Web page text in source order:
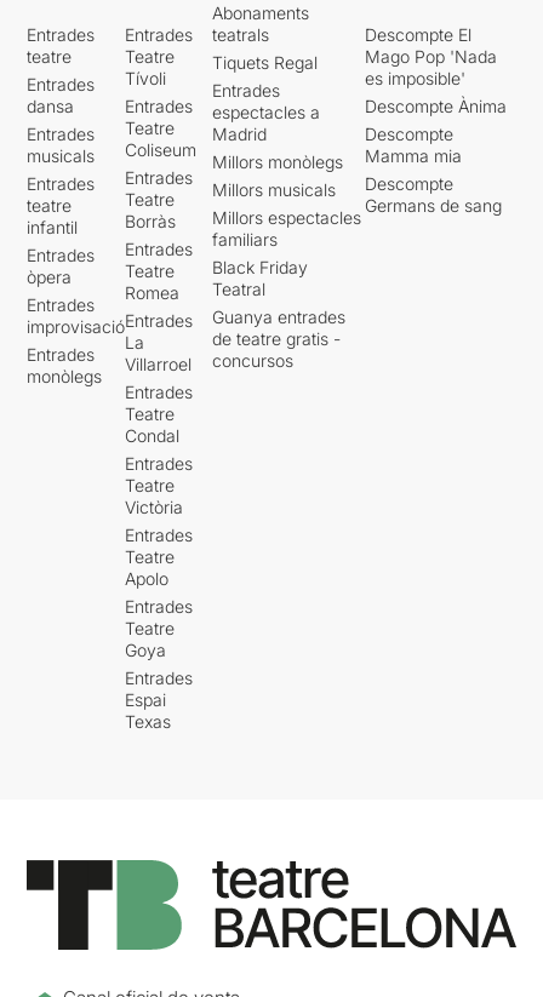
Entrades
teatre
Entrades
dansa
Entrades
musicals
Entrades
teatre
infantil
Entrades
òpera
Entrades
improvisació
Entrades
monòlegs
Entrades
Teatre
Tívoli
Entrades
Teatre
Coliseum
Entrades
Teatre
Borràs
Entrades
Teatre
Romea
Entrades
La
Villarroel
Entrades
Teatre
Condal
Entrades
Teatre
Victòria
Entrades
Teatre
Apolo
Entrades
Teatre
Goya
Entrades
Espai
Texas
Abonaments
teatrals
Tiquets Regal
Entrades
espectacles a
Madrid
Millors monòlegs
Millors musicals
Millors espectacles
familiars
Black Friday
Teatral
Guanya entrades
de teatre gratis -
concursos
Descompte El
Mago Pop 'Nada
es imposible'
Descompte Ànima
Descompte
Mamma mia
Descompte
Germans de sang